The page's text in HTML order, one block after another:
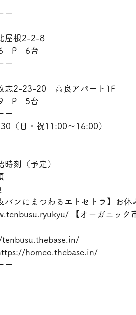
ー
屋根2-2-8
P｜6台
ー
志2-23-20　高良アパート1F
P｜5台
ー
（日・祝11:00〜16:00）
刻（予定）
ンにまつわるエトセトラ】お休
【オーガニック
homeo.thebase.in/
ー